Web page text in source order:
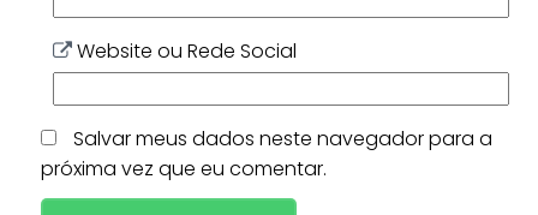
Website ou Rede Social
Salvar meus dados neste navegador para a
próxima vez que eu comentar.